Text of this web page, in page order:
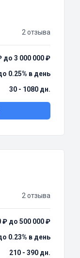
2 отзыва
до 3 000 000 ₽
0.25% в день
30 - 1080 дн.
2 отзыва
₽ до 500 000 ₽
0.23% в день
210 - 390 дн.